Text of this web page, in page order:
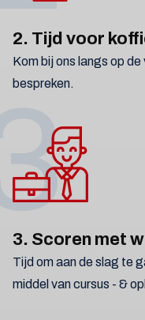
2. Tijd voor
Kom bij ons langs op
bespreken.
3. Scoren met
Tijd om aan de slag te
middel van cursus - &